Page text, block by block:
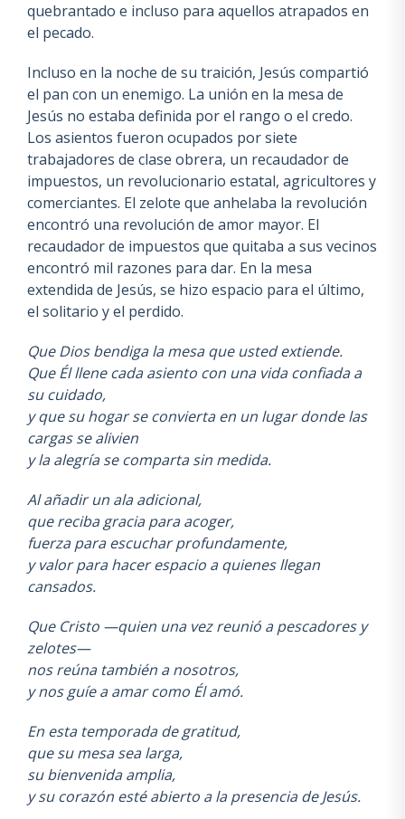
quebrantado e incluso para aquellos atrapados en
el pecado.
Incluso en la noche de su traición, Jesús compartió
el pan con un enemigo. La unión en la mesa de
Jesús no estaba definida por el rango o el credo.
Los asientos fueron ocupados por siete
trabajadores de clase obrera, un recaudador de
impuestos, un revolucionario estatal, agricultores y
comerciantes. El zelote que anhelaba la revolución
encontró una revolución de amor mayor. El
recaudador de impuestos que quitaba a sus vecinos
encontró mil razones para dar. En la mesa
extendida de Jesús, se hizo espacio para el último,
el solitario y el perdido.
Que Dios bendiga la mesa que usted extiende.
Que Él llene cada asiento con una vida confiada a
su cuidado,
y que su hogar se convierta en un lugar donde las
cargas se alivien
y la alegría se comparta sin medida.
Al añadir un ala adicional,
que reciba gracia para acoger,
fuerza para escuchar profundamente,
y valor para hacer espacio a quienes llegan
cansados.
Que Cristo —quien una vez reunió a pescadores y
zelotes—
nos reúna también a nosotros,
y nos guíe a amar como Él amó.
En esta temporada de gratitud,
que su mesa sea larga,
su bienvenida amplia,
y su corazón esté abierto a la presencia de Jesús.